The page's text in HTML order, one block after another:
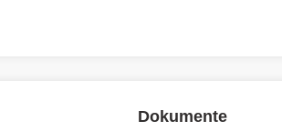
Dokumente